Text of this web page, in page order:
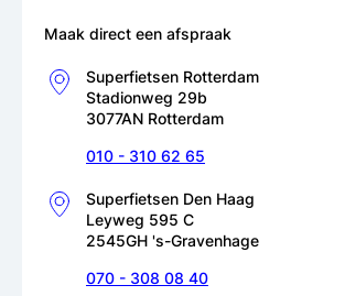
Maak direct een afspraak
Superfietsen Rotterdam
Stadionweg 29b
3077AN Rotterdam
010 - 310 62 65
Superfietsen Den Haag
Leyweg 595 C
2545GH 's-Gravenhage
070 - 308 08 40